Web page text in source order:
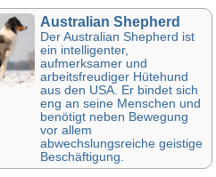
Australian Shepherd
Der Australian Shepherd ist
ein intelligenter,
aufmerksamer und
arbeitsfreudiger Hütehund
aus den USA. Er bindet sich
eng an seine Menschen und
benötigt neben Bewegung
vor allem
abwechslungsreiche geistige
Beschäftigung.